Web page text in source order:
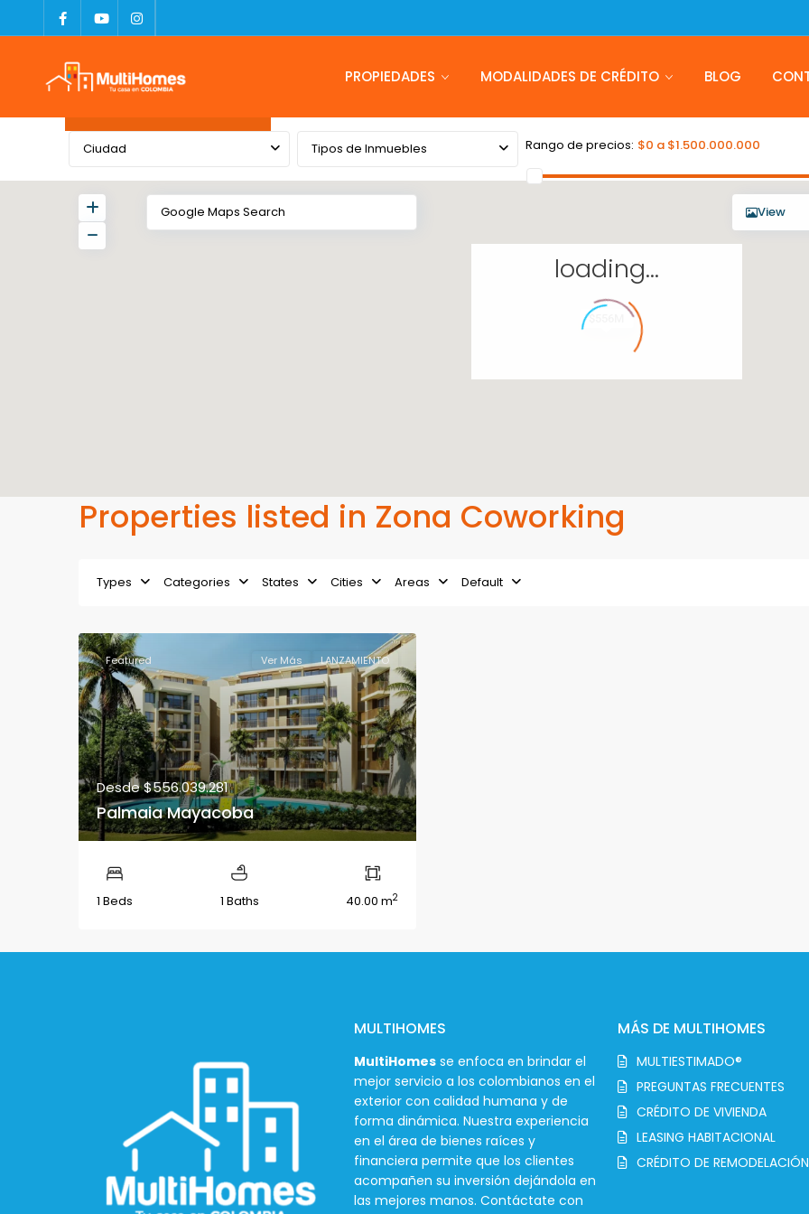
PROPIEDADES MODALIDADES DE CRÉDITO BLOG
Ciudad Tipos de Inmuebles Rango de precios: $0 a $1.500.000.000
$556M
loading...
View
Properties listed in Zona Coworking
Types Categories States Cities Areas Default
Featured Ver Más LANZAMIENTO
Desde$556.039.281
Palmaia Mayacoba
1 Beds 1 Baths 40.00 m2
MULTIHOMES
MultiHomesse enfoca en brindar el
mejor servicio a los colombianos en el
exterior con calidad humana y de
forma dinámica. Nuestra experiencia
en el área de bienes raíces y
financiera permite que los clientes
acompañen su inversión dejándola en
las mejores manos. Contáctate con
MÁS DE MULTIHOMES
MULTIESTIMADO®
PREGUNTAS FRECUENTES
CRÉDITO DE VIVIENDA
LEASING HABITACIONAL
CRÉDITO DE REMODELACIÓN